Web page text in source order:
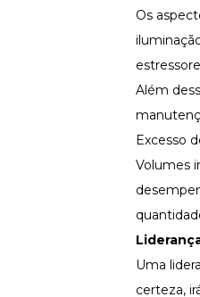
Os
Além
Excesso
Volumes
Uma
certeza,